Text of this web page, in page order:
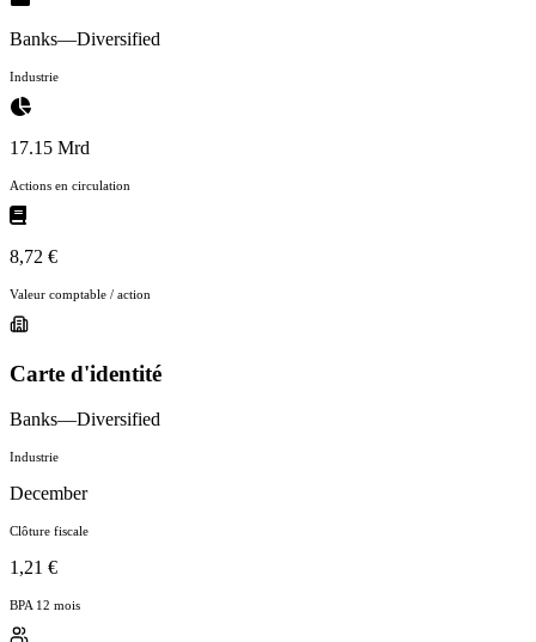
Banks—Diversified
Industrie
17.15 Mrd
Actions en circulation
8,72 €
Valeur comptable / action
Carte d'identité
Banks—Diversified
Industrie
December
Clôture fiscale
1,21 €
BPA 12 mois